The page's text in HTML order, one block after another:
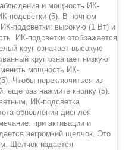
и мощность ИК-
подсветки (5). В ночном
подсветки: высокую (1 Вт) и
ИК-подсветки отображается
круг означает высокую
круг означает низкую
мощность ИК-
Чтобы переключиться из
еще раз нажмите кнопку (5).
ИК-подсветка
обновления дисплея
при активации и
негромкий щелчок. Это
Щелчок издается